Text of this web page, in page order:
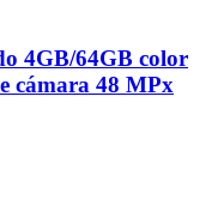
4GB/64GB color
cámara 48 MPx